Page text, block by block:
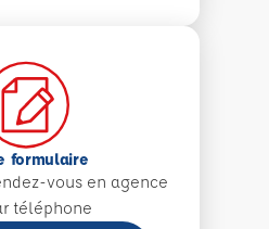
formulaire
vous en agence
téléphone